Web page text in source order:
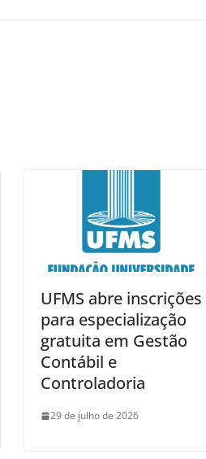
UFMS abre inscrições
para especialização
gratuita em Gestão
Contábil e
Controladoria
29 de julho de 2026